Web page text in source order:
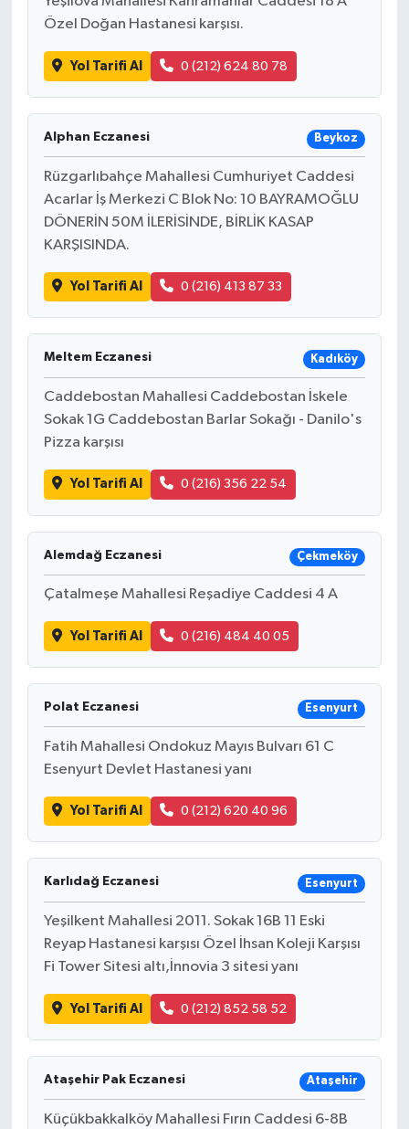
Özel Doğan Hastanesi karşısı.
Yol Tarifi Al 0 (212) 624 80 78
Alphan Eczanesi Beykoz
Rüzgarlıbahçe Mahallesi Cumhuriyet Caddesi
Acarlar İş Merkezi C Blok No: 10 BAYRAMOĞLU
DÖNERİN 50M İLERİSİNDE, BİRLİK KASAP
KARŞISINDA.
Yol Tarifi Al 0 (216) 413 87 33
Meltem Eczanesi Kadıköy
Caddebostan Mahallesi Caddebostan İskele
Sokak 1G Caddebostan Barlar Sokağı - Danilo's
Pizza karşısı
Yol Tarifi Al 0 (216) 356 22 54
Alemdağ Eczanesi Çekmeköy
Çatalmeşe Mahallesi Reşadiye Caddesi 4 A
Yol Tarifi Al 0 (216) 484 40 05
Polat Eczanesi Esenyurt
Fatih Mahallesi Ondokuz Mayıs Bulvarı 61 C
Esenyurt Devlet Hastanesi yanı
Yol Tarifi Al 0 (212) 620 40 96
Karlıdağ Eczanesi Esenyurt
Yeşilkent Mahallesi 2011. Sokak 16B 11 Eski
Reyap Hastanesi karşısı Özel İhsan Koleji Karşısı
Fi Tower Sitesi altı,İnnovia 3 sitesi yanı
Yol Tarifi Al 0 (212) 852 58 52
Ataşehir Pak Eczanesi Ataşehir
Küçükbakkalköy Mahallesi Fırın Caddesi 6-8B